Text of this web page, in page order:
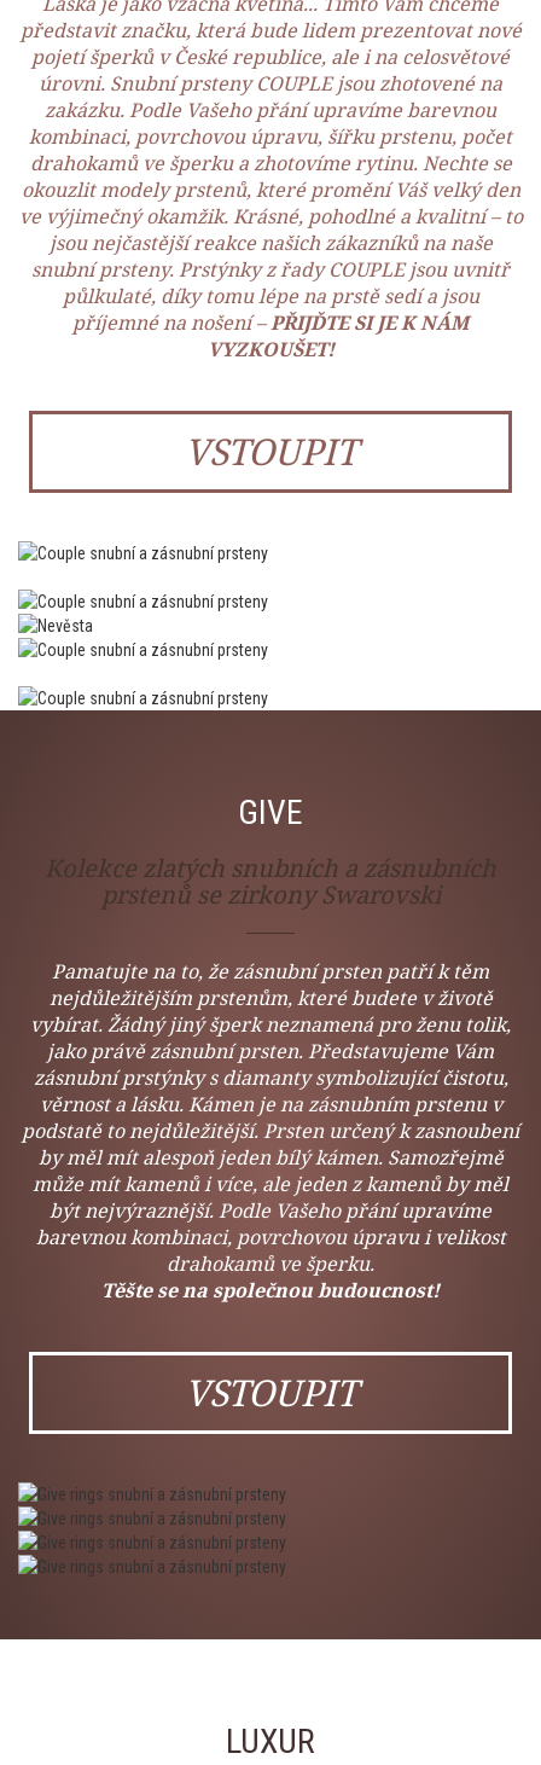
představit značku, která bude lidem prezentovat nové
pojetí šperků v České republice, ale i na celosvětové
úrovni. Snubní prsteny COUPLE jsou zhotovené na
zakázku. Podle Vašeho přání upravíme barevnou
kombinaci, povrchovou úpravu, šířku prstenu, počet
drahokamů ve šperku a zhotovíme rytinu. Nechte se
okouzlit modely prstenů, které promění Váš velký den
ve výjimečný okamžik. Krásné, pohodlné a kvalitní – to
jsou nejčastější reakce našich zákazníků na naše
snubní prsteny. Prstýnky z řady COUPLE jsou uvnitř
půlkulaté, díky tomu lépe na prstě sedí a jsou
příjemné na nošení –PŘIJĎTE SI JE K NÁM
VYZKOUŠET!
VSTOUPIT
GIVE
Kolekce zlatých snubních a zásnubních
prstenů se zirkony Swarovski
Pamatujte na to, že zásnubní prsten patří k těm
nejdůležitějším prstenům, které budete v životě
vybírat. Žádný jiný šperk neznamená pro ženu tolik,
jako právě zásnubní prsten. Představujeme Vám
zásnubní prstýnky s diamanty symbolizující čistotu,
věrnost a lásku. Kámen je na zásnubním prstenu v
podstatě to nejdůležitější. Prsten určený k zasnoubení
by měl mít alespoň jeden bílý kámen. Samozřejmě
může mít kamenů i více, ale jeden z kamenů by měl
být nejvýraznější. Podle Vašeho přání upravíme
barevnou kombinaci, povrchovou úpravu i velikost
drahokamů ve šperku.
Těšte se na společnou budoucnost!
VSTOUPIT
LUXUR